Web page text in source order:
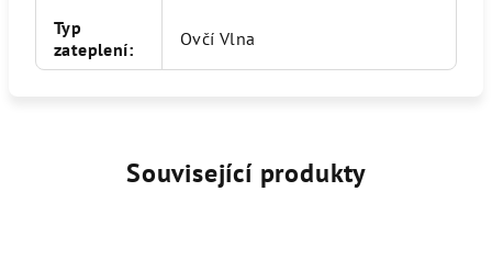
Typ
zateplení: Ovčí Vlna
Související produkty